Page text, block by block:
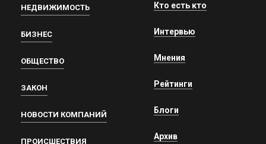
НЕДВИЖИМОСТЬ
БИЗНЕС
ОБЩЕСТВО
ЗАКОН
НОВОСТИ КОМПАНИЙ
ПРОИСШЕСТВИЯ
Кто есть кто
Интервью
Мнения
Рейтинги
Блоги
Архив